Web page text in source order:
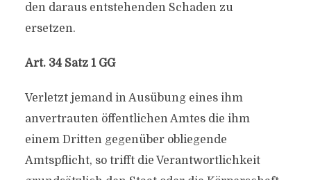
den daraus entstehenden Schaden zu
ersetzen.
Art. 34 Satz 1 GG
Verletzt jemand in Ausübung eines ihm
anvertrauten öffentlichen Amtes die ihm
einem Dritten gegenüber obliegende
Amtspflicht, so trifft die Verantwortlichkeit